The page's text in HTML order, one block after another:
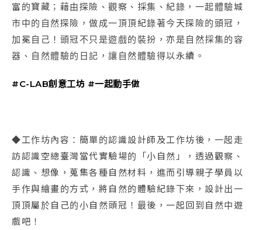
富的寶藏；藉由探險、觀察、採集、紀錄，一起體驗城
市中的自然探險，做成一頂頂紀錄著今天探險的頭冠，
加冕自己！頭冠不只是遊戲的裝扮，亦是自然採集的容
器、自然體驗的日記，讓自然體驗得以永續。
#C-LAB創意工坊 #一起動手做
◆工作坊內容：簡單的認識設計師及工作坊後，一起走
訪認識空總臺灣當代實驗場的「小自然」，透過觀察、
認識、想像，蒐集各種自然材料，進而引導親子學員以
手作與繪畫的方式，將自然的體驗紀錄下來，設計出一
頂頂屬於自己的小自然頭冠！最後，一起回到自然中遊
戲吧！